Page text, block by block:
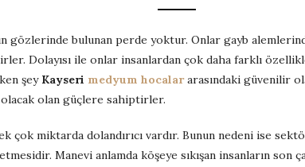
gözlerinde bulunan perde yoktur. Onlar gayb
Dolayısı ile onlar insanlardan çok daha farklı
şey Kayseri medyum hocalararasındaki güvenilir
olan güçlere sahiptirler.
çok miktarda dolandırıcı vardır. Bunun nedeni ise
Manevi anlamda köşeye sıkışan insanların